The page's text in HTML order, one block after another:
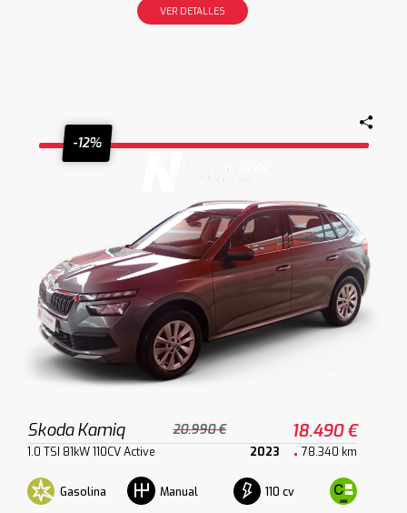
VER DETALLES
-12%
Skoda Kamiq 20.990 € 18.490 €
1.0 TSI 81kW 110CV Active 2023 78.340 km
Gasolina Manual 110 cv